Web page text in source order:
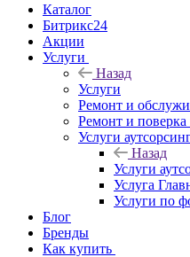
Каталог
Битрикс24
Акции
Услуги
Назад
Услуги
Ремонт и
Ремонт и поверка
Услуги
Назад
Услуги
Услуга
Услуги по
Блог
Бренды
Как купить